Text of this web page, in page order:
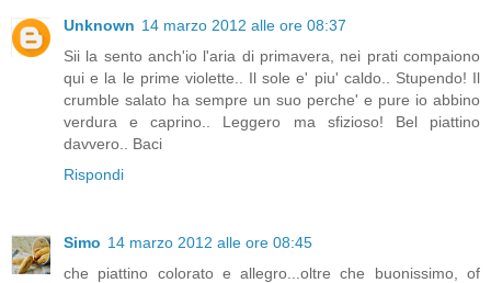
Unknown 14 marzo 2012 alle ore 08:37
Sii la sento anch'io l'aria di primavera, nei prati compaiono
qui e la le prime violette.. Il sole e' piu' caldo.. Stupendo! Il
crumble salato ha sempre un suo perche' e pure io abbino
verdura e caprino.. Leggero ma sfizioso! Bel piattino
davvero.. Baci
Rispondi
Simo 14 marzo 2012 alle ore 08:45
che piattino colorato e allegro...oltre che buonissimo, of